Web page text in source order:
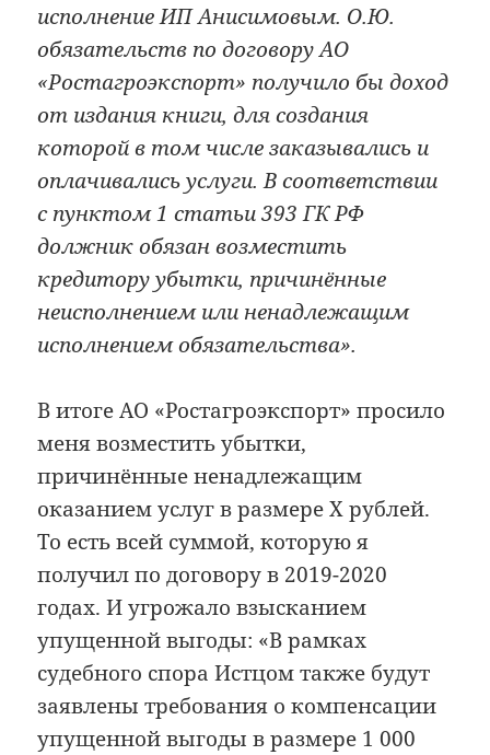
исполнение ИП Анисимовым. О.Ю.
обязательств по договору АО
«Ростагроэкспорт» получило бы доход
от издания книги, для создания
которой в том числе заказывались и
оплачивались услуги. В соответствии
с пунктом 1 статьи 393 ГК РФ
должник обязан возместить
кредитору убытки, причинённые
неисполнением или ненадлежащим
исполнением обязательства».
В итоге АО «Ростагроэкспорт» просило
меня возместить убытки,
причинённые ненадлежащим
оказанием услуг в размере X рублей.
То есть всей суммой, которую я
получил по договору в 2019-2020
годах. И угрожало взысканием
упущенной выгоды: «В рамках
судебного спора Истцом также будут
заявлены требования о компенсации
упущенной выгоды в размере 1 000